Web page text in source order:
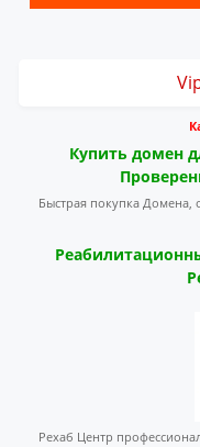
Купить домен
Быстрая покупка
Рехаб Центр